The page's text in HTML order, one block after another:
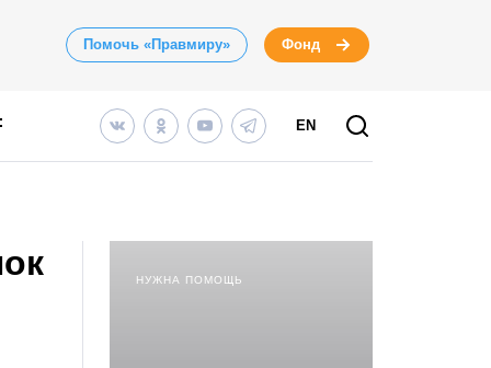
Помочь «Правмиру» Фонд
EN
НУЖНА ПОМОЩЬ